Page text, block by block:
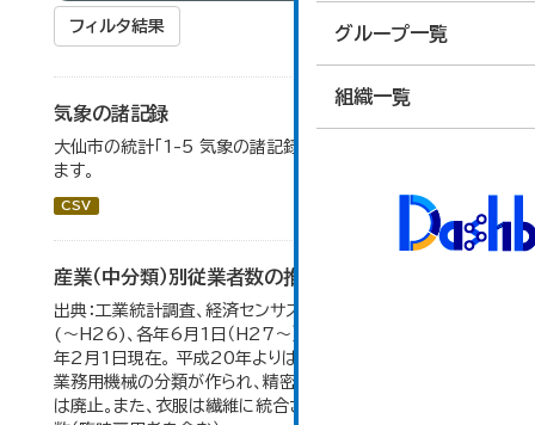
グループ一覧
組織一覧
フィルタ結果
気象の諸記録
大仙市の統計「1-5 気象の諸記録」のデータを参照してい
ます。
CSV
産業（中分類）別従業者数の推移
出典：工業統計調査、経済センサス。 各年12月31日現在
(～H26)、各年6月1日（H27～）・平成23年のみ平成24
年2月1日現在。 平成20年よりはん用機械、生産用機械、
業務用機械の分類が作られ、精密機械、一般用機械の分類
は廃止。また、衣服は繊維に統合された。 数値は総従業者